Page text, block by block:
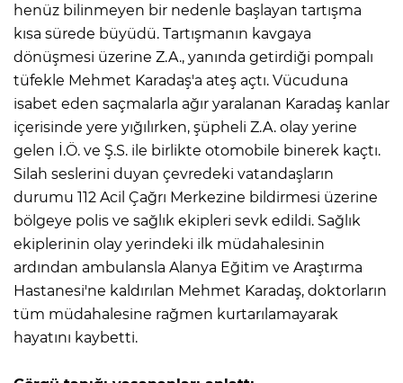
henüz bilinmeyen bir nedenle başlayan tartışma
kısa sürede büyüdü. Tartışmanın kavgaya
dönüşmesi üzerine Z.A., yanında getirdiği pompalı
tüfekle Mehmet Karadaş'a ateş açtı. Vücuduna
isabet eden saçmalarla ağır yaralanan Karadaş kanlar
içerisinde yere yığılırken, şüpheli Z.A. olay yerine
gelen İ.Ö. ve Ş.S. ile birlikte otomobile binerek kaçtı.
Silah seslerini duyan çevredeki vatandaşların
durumu 112 Acil Çağrı Merkezine bildirmesi üzerine
bölgeye polis ve sağlık ekipleri sevk edildi. Sağlık
ekiplerinin olay yerindeki ilk müdahalesinin
ardından ambulansla Alanya Eğitim ve Araştırma
Hastanesi'ne kaldırılan Mehmet Karadaş, doktorların
tüm müdahalesine rağmen kurtarılamayarak
hayatını kaybetti.